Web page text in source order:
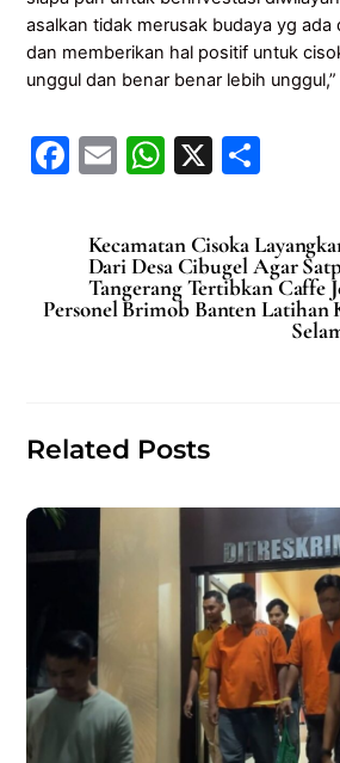
asalkan tidak merusak budaya yg ada
dan memberikan hal positif untuk
unggul dan benar benar lebih
F
c
e
b
E
ai
l
W
at
s
A
X
ar
e
Kecamatan Cisoka
Dari Desa Cibugel Agar
Tangerang Tertibkan Caffe
Personel Brimob Banten Latihan
Related Posts